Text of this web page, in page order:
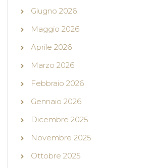
Giugno 2026
Maggio 2026
Aprile 2026
Marzo 2026
Febbraio 2026
Gennaio 2026
Dicembre 2025
Novembre 2025
Ottobre 2025